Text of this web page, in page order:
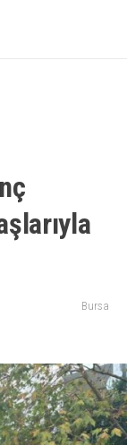
Bursa